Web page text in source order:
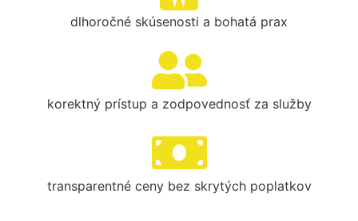
dlhoročné skúsenosti a bohatá prax
korektný prístup a zodpovednosť za služby
transparentné ceny bez skrytých poplatkov